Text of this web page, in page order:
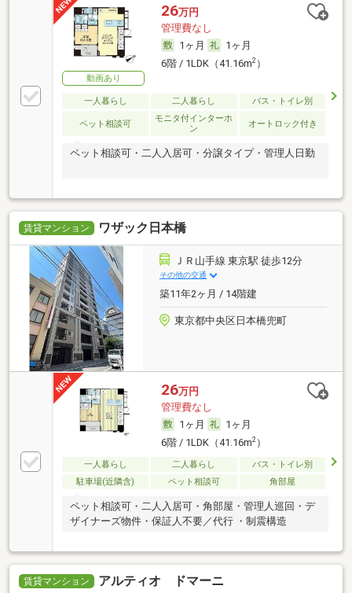
動画あり
26万円
管理費なし
1ヶ月
1ヶ月
6階 / 1LDK（41.16m2）
一人暮らし 二人暮らし バス・トイレ別
ペット相談可
モニタ付インターホ
ン
オートロック付き
ペット相談可・二人入居可・分譲タイプ・管理人日勤
賃貸マンション ワザック日本橋
ＪＲ山手線 東京駅 徒歩12分
その他の交通
築11年2ヶ月 / 14階建
東京都中央区日本橋兜町
26万円
管理費なし
1ヶ月
1ヶ月
6階 / 1LDK（41.16m2）
一人暮らし 二人暮らし
バス・トイレ別
駐車場(近隣含)
ペット相談可 角部屋
ペット相談可・二人入居可・角部屋・管理人巡回・デ
ザイナーズ物件・保証人不要／代行 ・制震構造
賃貸マンション アルティオ ドマーニ